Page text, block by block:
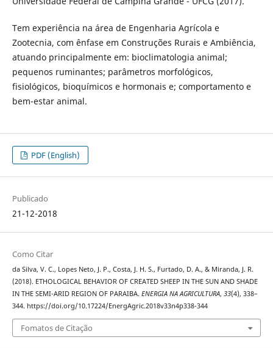
Tem experiência na área de Engenharia Agrícola e
Zootecnia, com ênfase em Construções Rurais e Ambiência,
atuando principalmente em: bioclimatologia animal;
pequenos ruminantes; parâmetros morfológicos,
fisiológicos, bioquímicos e hormonais e; comportamento e
bem-estar animal.
PDF (English)
Publicado
21-12-2018
Como Citar
da Silva, V. C., Lopes Neto, J. P., Costa, J. H. S., Furtado, D. A., & Miranda, J. R.
(2018). ETHOLOGICAL BEHAVIOR OF CREATED SHEEP IN THE SUN AND SHADE
IN THE SEMI-ARID REGION OF PARAIBA. ENERGIA NA AGRICULTURA, 33(4), 338–
344. https://doi.org/10.17224/EnergAgric.2018v33n4p338-344
Fomatos de Citação